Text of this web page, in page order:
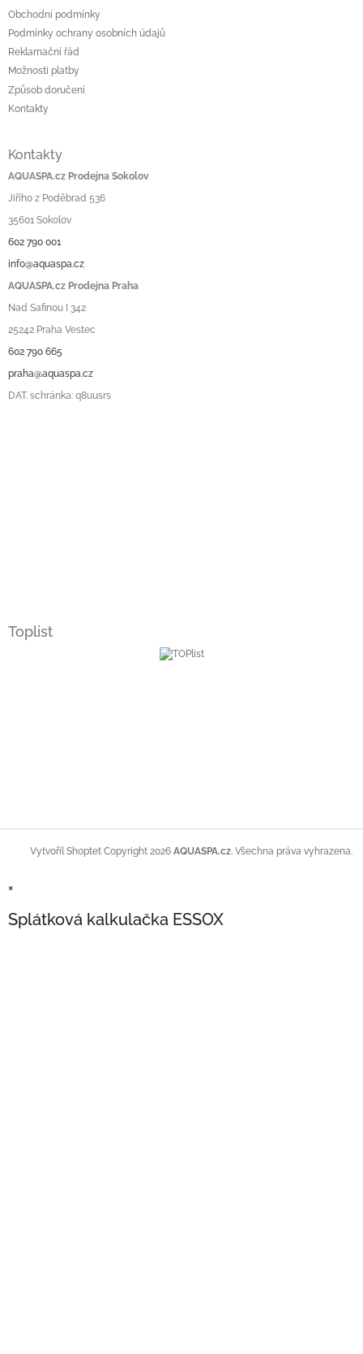
Obchodní podmínky
Podmínky ochrany osobních údajů
Reklamační řád
Možnosti platby
Způsob doručení
Kontakty
Kontakty
AQUASPA.cz Prodejna Sokolov
Jiřího z Poděbrad 536
35601 Sokolov
602 790 001
info@aquaspa.cz
AQUASPA.cz Prodejna Praha
Nad Safinou I 342
25242 Praha Vestec
602 790 665
praha@aquaspa.cz
DAT. schránka: q8uusrs
Toplist
Vytvořil Shoptet Copyright 2026 AQUASPA.cz. Všechna práva vyhrazena.
×
Splátková kalkulačka ESSOX